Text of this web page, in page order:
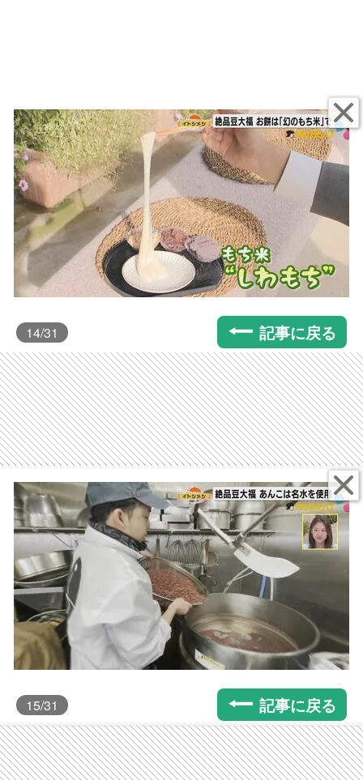
14/31 記事に戻る
15/31 記事に戻る